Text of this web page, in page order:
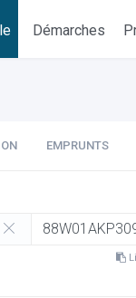
Démarches
EMPRUNTS